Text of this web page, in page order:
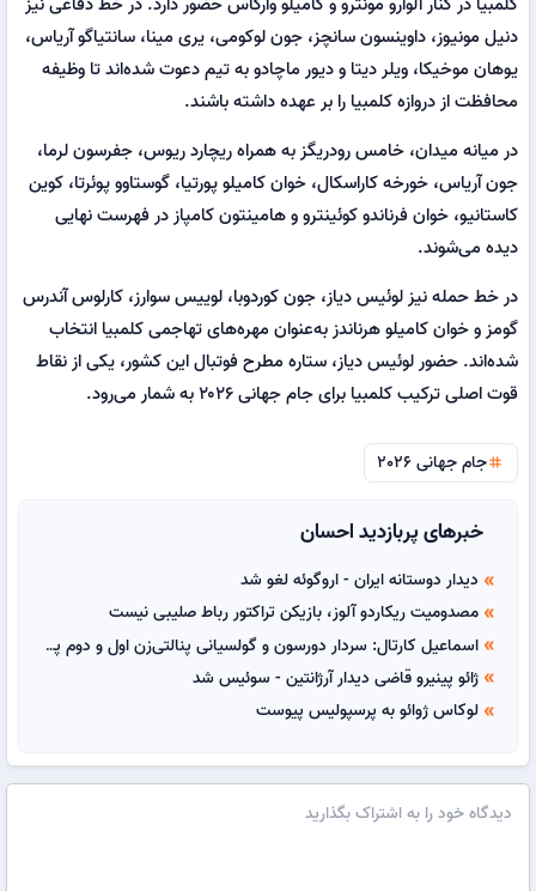
دنیل مونیوز، داوینسون سانچز، جون لوکومی، یری مینا، سانتیاگو آریاس،
یوهان موخیکا، ویلر دیتا و دیور ماچادو به تیم دعوت شده‌اند تا وظیفه
محافظت از دروازه کلمبیا را بر عهده داشته باشند.
در میانه میدان، خامس رودریگز به همراه ریچارد ریوس، جفرسون لرما،
جون آریاس، خورخه کاراسکال، خوان کامیلو پورتیا، گوستاوو پوئرتا، کوین
کاستانیو، خوان فرناندو کوئینترو و هامینتون کامپاز در فهرست نهایی
دیده می‌شوند.
در خط حمله نیز لوئیس دیاز، جون کوردوبا، لوییس سوارز، کارلوس آندرس
گومز و خوان کامیلو هرناندز به‌عنوان مهره‌های تهاجمی کلمبیا انتخاب
شده‌اند. حضور لوئیس دیاز، ستاره مطرح فوتبال این کشور، یکی از نقاط
قوت اصلی ترکیب کلمبیا برای جام جهانی ۲۰۲۶ به شمار می‌رود.
tagجام جهانی 2026
خبرهای پربازدید احسان
double_arrow دیدار دوستانه ایران - اروگوئه لغو شد
double_arrow مصدومیت ریکاردو آلوز، بازیکن تراکتور رباط صلیبی نیست
double_arrow اسماعیل کارتال: سردار دورسون و گولسیانی پنالتی‌زن اول و دوم پرسپولیس هستند
double_arrow ژائو پینیرو قاضی دیدار آرژانتین - سوئیس شد
double_arrow لوکاس ژوائو به پرسپولیس پیوست